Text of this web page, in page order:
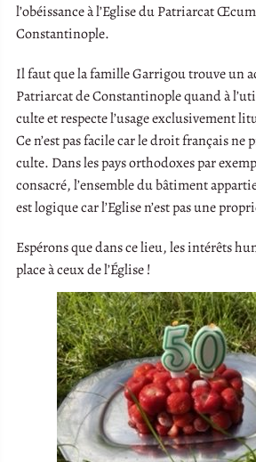
l’obéissance à l’Eglise du Patriarcat
Constantinople.
Il faut que la famille Garrigou trouve un
Patriarcat de Constantinople quand à
culte et respecte l’usage exclusivement
Ce n’est pas facile car le droit français ne
culte. Dans les pays orthodoxes par
consacré, l’ensemble du bâtiment
est logique car l’Eglise n’est pas une
Espérons que dans ce lieu, les intérêts
place à ceux de l’Église !